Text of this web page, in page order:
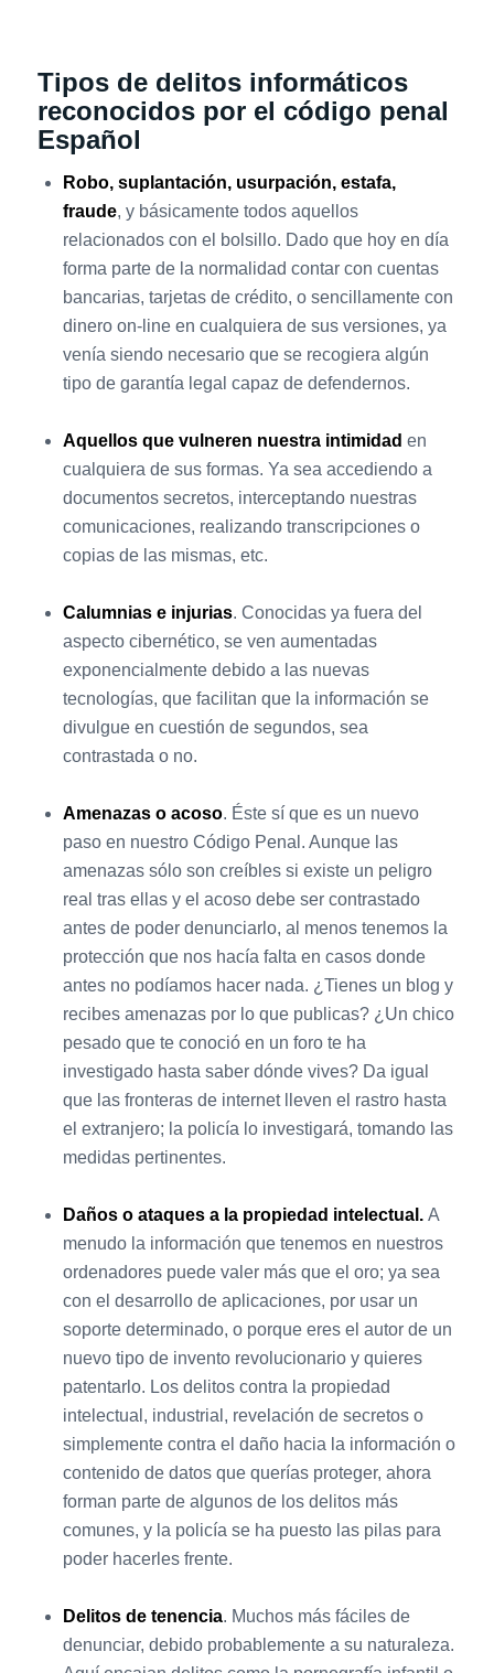
Tipos de delitos informáticos
reconocidos por el código penal
Español
Robo, suplantación, usurpación, estafa,
fraude, y básicamente todos aquellos
relacionados con el bolsillo. Dado que hoy en día
forma parte de la normalidad contar con cuentas
bancarias, tarjetas de crédito, o sencillamente con
dinero on-line en cualquiera de sus versiones, ya
venía siendo necesario que se recogiera algún
tipo de garantía legal capaz de defendernos.
Aquellos que vulneren nuestra intimidad en
cualquiera de sus formas. Ya sea accediendo a
documentos secretos, interceptando nuestras
comunicaciones, realizando transcripciones o
copias de las mismas, etc.
Calumnias e injurias. Conocidas ya fuera del
aspecto cibernético, se ven aumentadas
exponencialmente debido a las nuevas
tecnologías, que facilitan que la información se
divulgue en cuestión de segundos, sea
contrastada o no.
Amenazas o acoso. Éste sí que es un nuevo
paso en nuestro Código Penal. Aunque las
amenazas sólo son creíbles si existe un peligro
real tras ellas y el acoso debe ser contrastado
antes de poder denunciarlo, al menos tenemos la
protección que nos hacía falta en casos donde
antes no podíamos hacer nada. ¿Tienes un blog y
recibes amenazas por lo que publicas? ¿Un chico
pesado que te conoció en un foro te ha
investigado hasta saber dónde vives? Da igual
que las fronteras de internet lleven el rastro hasta
el extranjero; la policía lo investigará, tomando las
medidas pertinentes.
Daños o ataques a la propiedad intelectual. A
menudo la información que tenemos en nuestros
ordenadores puede valer más que el oro; ya sea
con el desarrollo de aplicaciones, por usar un
soporte determinado, o porque eres el autor de un
nuevo tipo de invento revolucionario y quieres
patentarlo. Los delitos contra la propiedad
intelectual, industrial, revelación de secretos o
simplemente contra el daño hacia la información o
contenido de datos que querías proteger, ahora
forman parte de algunos de los delitos más
comunes, y la policía se ha puesto las pilas para
poder hacerles frente.
Delitos de tenencia. Muchos más fáciles de
denunciar, debido probablemente a su naturaleza.